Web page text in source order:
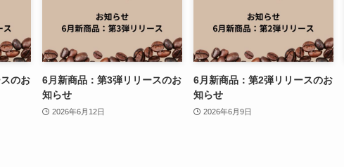
のお
6月新商品：第3弾リリースのお
知らせ
2026年6月12日
6月新商品：第2弾リリースのお
知らせ
2026年6月9日